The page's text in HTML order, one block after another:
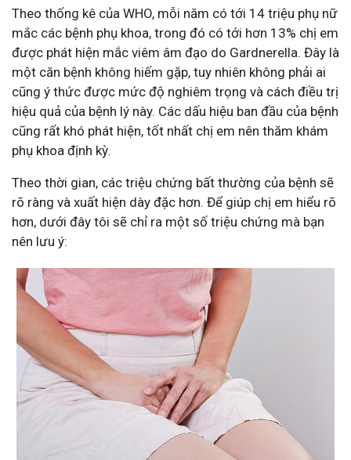
Theo thống kê của WHO, mỗi năm có tới 14 triệu phụ nữ
mắc các bệnh phụ khoa, trong đó có tới hơn 13% chị em
được phát hiện mắc viêm âm đạo do Gardnerella. Đây là
một căn bệnh không hiếm gặp, tuy nhiên không phải ai
cũng ý thức được mức độ nghiêm trọng và cách điều trị
hiệu quả của bệnh lý này. Các dấu hiệu ban đầu của bệnh
cũng rất khó phát hiện, tốt nhất chị em nên thăm khám
phụ khoa định kỳ.
Theo thời gian, các triệu chứng bất thường của bệnh sẽ
rõ ràng và xuất hiện dày đặc hơn. Để giúp chị em hiểu rõ
hơn, dưới đây tôi sẽ chỉ ra một số triệu chứng mà bạn
nên lưu ý: